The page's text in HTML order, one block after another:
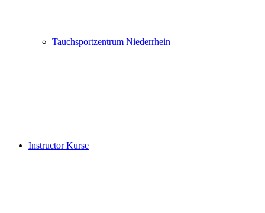
Tauchsportzentrum Niederrhein
Instructor Kurse